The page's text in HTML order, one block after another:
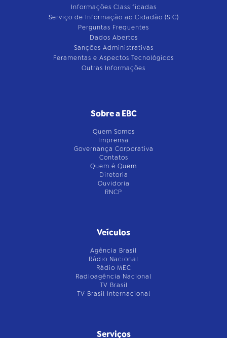
Informações Classificadas
Serviço de Informação ao Cidadão (SIC)
Perguntas Frequentes
Dados Abertos
Sanções Administrativas
Feramentas e Aspectos Tecnológicos
Outras Informações
Sobre a EBC
Quem Somos
Imprensa
Governança Corporativa
Contatos
Quem é Quem
Diretoria
Ouvidoria
RNCP
Veículos
Agência Brasil
Rádio Nacional
Rádio MEC
Radioagência Nacional
TV Brasil
TV Brasil Internacional
Serviços